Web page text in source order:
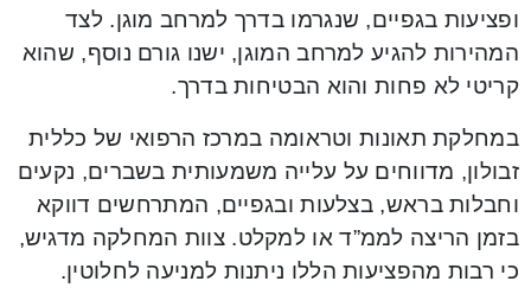
ופציעות בגפיים, שנגרמו בדרך למרחב מוגן. לצד
המהירות להגיע למרחב המוגן, ישנו גורם נוסף, שהוא
קריטי לא פחות והוא הבטיחות בדרך.
במחלקת תאונות וטראומה במרכז הרפואי של כללית
זבולון, מדווחים על עלייה משמעותית בשברים, נקעים
וחבלות בראש, בצלעות ובגפיים, המתרחשים דווקא
בזמן הריצה לממ”ד או למקלט. צוות המחלקה מדגיש,
כי רבות מהפציעות הללו ניתנות למניעה לחלוטין.